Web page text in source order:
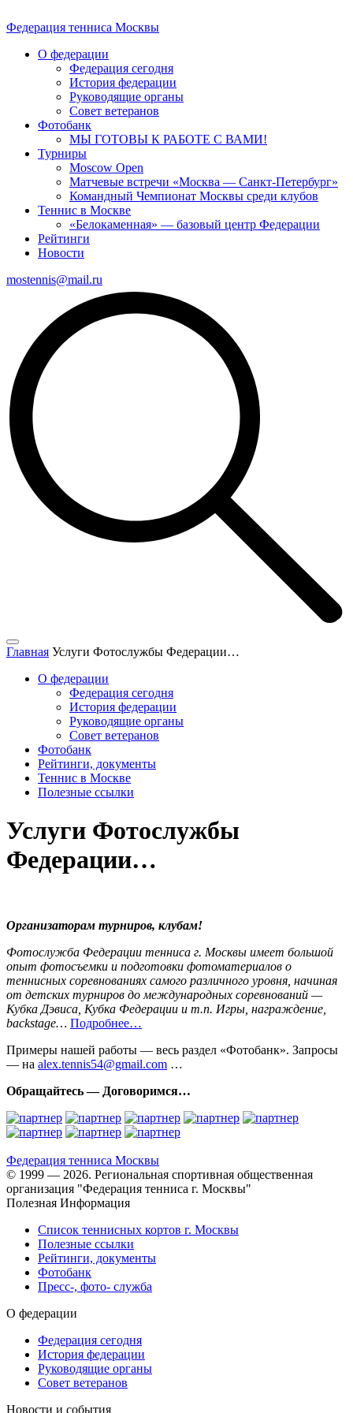
Федерация тенниса Москвы
О федерации
Федерация сегодня
История федерации
Руководящие органы
Совет ветеранов
Фотобанк
МЫ ГОТОВЫ К РАБОТЕ С ВАМИ!
Турниры
Moscow Open
Матчевые встречи «Москва — Санкт-Петербург»
Командный Чемпионат Москвы среди клубов
Теннис в Москве
«Белокаменная» — базовый центр Федерации
Рейтинги
Новости
mostennis@mail.ru
Главная Услуги Фотослужбы Федерации…
О федерации
Федерация сегодня
История федерации
Руководящие органы
Совет ветеранов
Фотобанк
Рейтинги, документы
Теннис в Москве
Полезные ссылки
Услуги Фотослужбы
Федерации…
Организаторам турниров, клубам!
Фотослужба Федерации тенниса г. Москвы имеет большой
опыт фотосъемки и подготовки фотоматериалов о
теннисных соревнованиях самого различного уровня, начиная
от детских турниров до международных соревнований —
Кубка Дэвиса, Кубка Федерации и т.п. Игры, награждение,
backstage… Подробнее…
Примеры нашей работы — весь раздел «Фотобанк». Запросы
— на alex.tennis54@gmail.com …
Обращайтесь — Договоримся…
Федерация тенниса Москвы
© 1999 — 2026. Региональная спортивная общественная
организация "Федерация тенниса г. Москвы"
Полезная Информация
Список теннисных кортов г. Москвы
Полезные ссылки
Рейтинги, документы
Фотобанк
Пресс-, фото- служба
О федерации
Федерация сегодня
История федерации
Руководящие органы
Совет ветеранов
Новости и события